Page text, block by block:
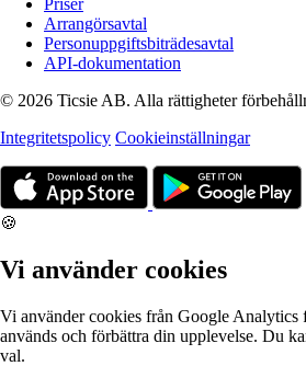
Arrangörsavtal
Personuppgiftsbiträdesavtal
API-dokumentation
© 2026 Ticsie AB. Alla rättigheter
Integritetspolicy Cookieinställningar
🍪
Vi använder cookies
Vi använder cookies från Google Analytics
används och förbättra din upplevelse. Du
val.